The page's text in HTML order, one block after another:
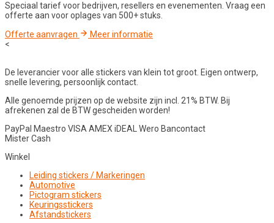
Speciaal tarief voor bedrijven, resellers en evenementen. Vraag een
offerte aan voor oplages van 500+ stuks.
Offerte aanvragen
Meer informatie
<
De leverancier voor alle stickers van klein tot groot. Eigen ontwerp,
snelle levering, persoonlijk contact.
Alle genoemde prijzen op de website zijn incl. 21% BTW. Bij
afrekenen zal de BTW gescheiden worden!
PayPal Maestro VISAAMEXiDEALWero Bancontact
Mister Cash
Winkel
Leiding stickers / Markeringen
Automotive
Pictogram stickers
Keuringsstickers
Afstandstickers